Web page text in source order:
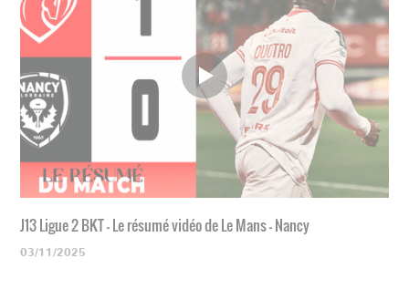
J13 Ligue 2 BKT - Le résumé vidéo de Le Mans - Nancy
03/11/2025